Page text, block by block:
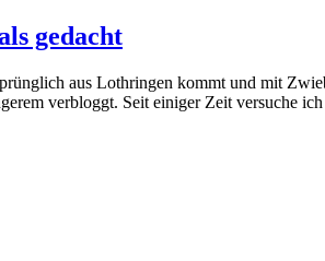
gedacht
aus Lothringen kommt und mit
verbloggt. Seit einiger Zeit versuche